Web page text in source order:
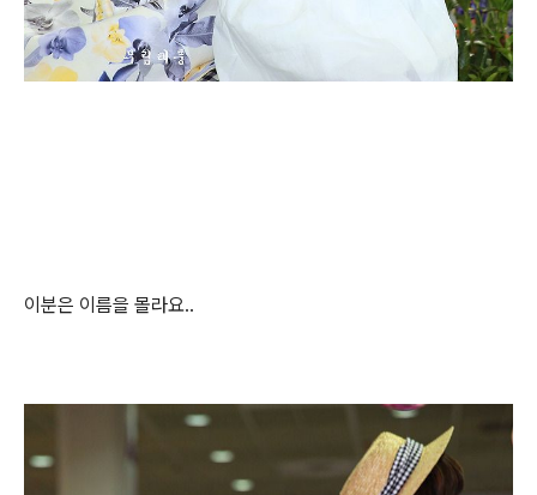
이분은 이름을 몰라요..